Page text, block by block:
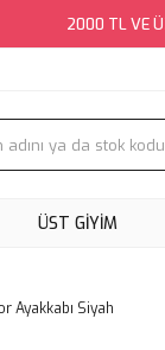
2000 TL VE
ÜST GİYİM